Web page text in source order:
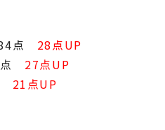
点 28点UP
27点UP
21点UP